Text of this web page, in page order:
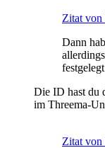
Zitat von
Dann
Die ID hast du
im Threema-
Zitat von